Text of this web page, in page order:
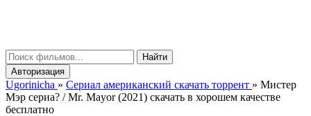
Найти
Авторизация
Ugorinicha » Сериал американский скачать торрент » Мистер
Мэр сериа? / Mr. Mayor (2021) скачать в хорошем качестве
бесплатно